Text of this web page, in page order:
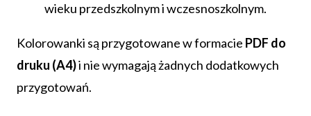
wieku przedszkolnym i wczesnoszkolnym.
Kolorowanki są przygotowane w formacie PDF do
druku (A4)i nie wymagają żadnych dodatkowych
przygotowań.